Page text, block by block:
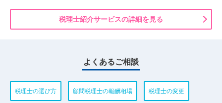
税理士紹介サービスの詳細を見る
よくあるご相談
税理士の選び方 顧問税理士の報酬相場 税理士の変更